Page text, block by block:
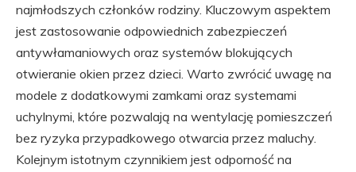
najmłodszych członków rodziny. Kluczowym aspektem
jest zastosowanie odpowiednich zabezpieczeń
antywłamaniowych oraz systemów blokujących
otwieranie okien przez dzieci. Warto zwrócić uwagę na
modele z dodatkowymi zamkami oraz systemami
uchylnymi, które pozwalają na wentylację pomieszczeń
bez ryzyka przypadkowego otwarcia przez maluchy.
Kolejnym istotnym czynnikiem jest odporność na